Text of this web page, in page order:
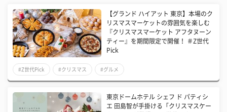
【グランド ハイアット 東京】本場のク
リスマスマーケットの雰囲気を楽しむ
『クリスマスマーケット アフタヌーン
ティー』を期間限定で開催！ ＃Z世代
Pick
#Z世代Pick #クリスマス #グルメ
東京ドームホテル シェフ ド パティシ
エ 田島智が手掛ける「クリスマスケー